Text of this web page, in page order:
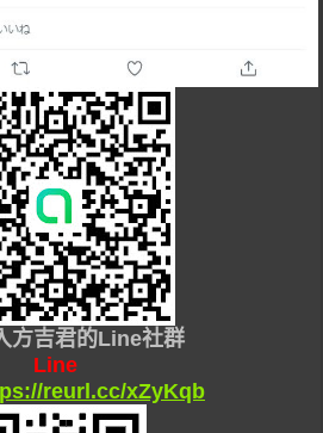
方吉君的Line社群
Line
reurl.cc/xZyKqb